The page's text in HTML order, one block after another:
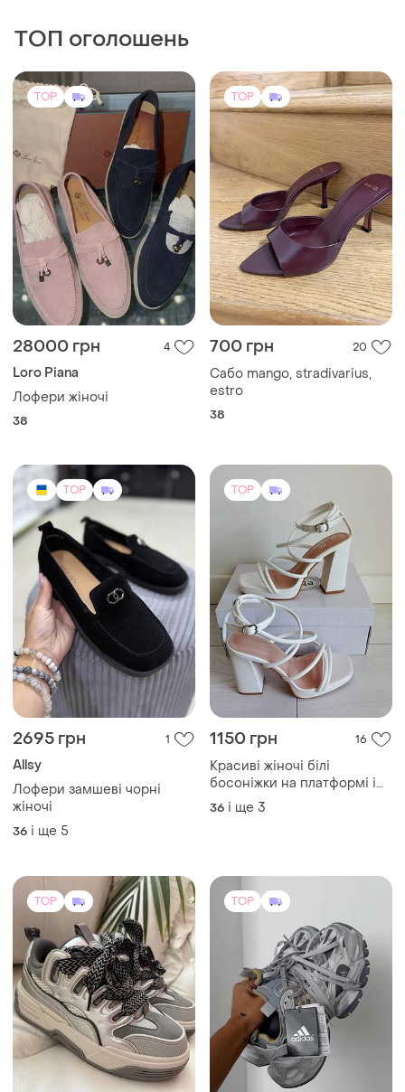
ТОП оголошень
TOP
28000 грн 4
Loro Piana
Лофери жіночі
38
TOP
700 грн 20
Сабо mango, stradivarius,
estro
38
TOP
2695 грн 1
Allsy
Лофери замшеві чорні
жіночі
36 і ще 5
TOP
1150 грн 16
Красиві жіночі білі
босоніжки на платформі і
підборах
36 і ще 3
TOP TOP